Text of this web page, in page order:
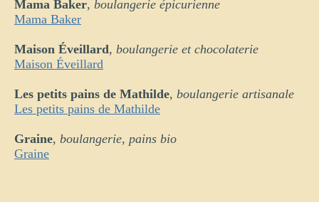
Mama Baker, boulangerie épicurienne
Mama Baker
Maison Éveillard, boulangerie et chocolaterie
Maison Éveillard
Les petits pains de Mathilde, boulangerie artisanale
Les petits pains de Mathilde
Graine, boulangerie, pains bio
Graine